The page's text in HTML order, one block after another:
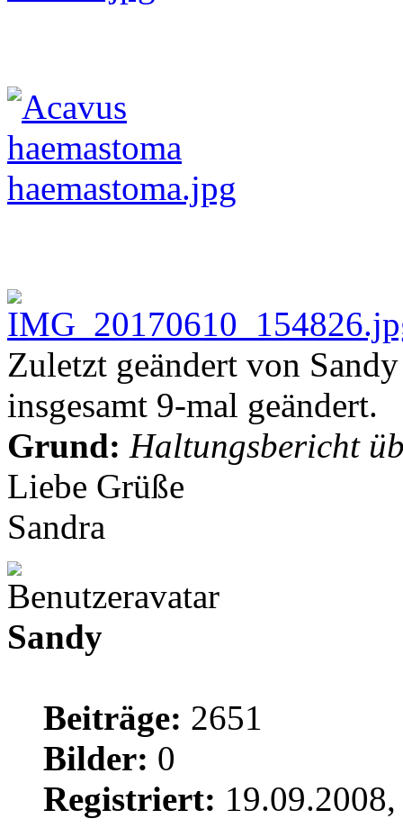
Zuletzt geändert von
insgesamt 9-mal geändert.
Grund: Haltungsbericht
Liebe Grüße
Sandra
Sandy
Beiträge: 2651
Bilder: 0
Registriert: